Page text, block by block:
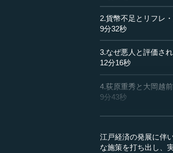
2.貨幣不足とリフレ
9分32秒
3.なぜ悪人と評価さ
12分16秒
4.荻原重秀と大岡越
9分43秒
江戸経済の発展に伴
な施策を打ち出し、